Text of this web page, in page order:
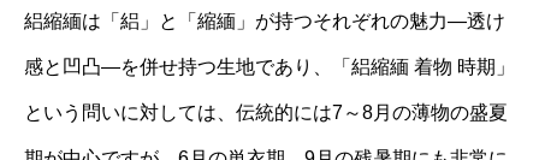
絽縮緬は「絽」と「縮緬」が持つそれぞれの魅力—透け
感と凹凸—を併せ持つ生地であり、「絽縮緬 着物 時期」
という問いに対しては、伝統的には7～8月の薄物の盛夏